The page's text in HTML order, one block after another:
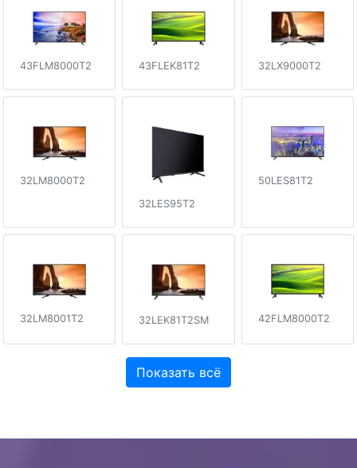
43FLM8000T2 43FLEK81T2 32LX9000T2
32LM8000T2
32LES95T2
50LES81T2
32LM8001T2 32LEK81T2SM 42FLM8000T2
Показать всё